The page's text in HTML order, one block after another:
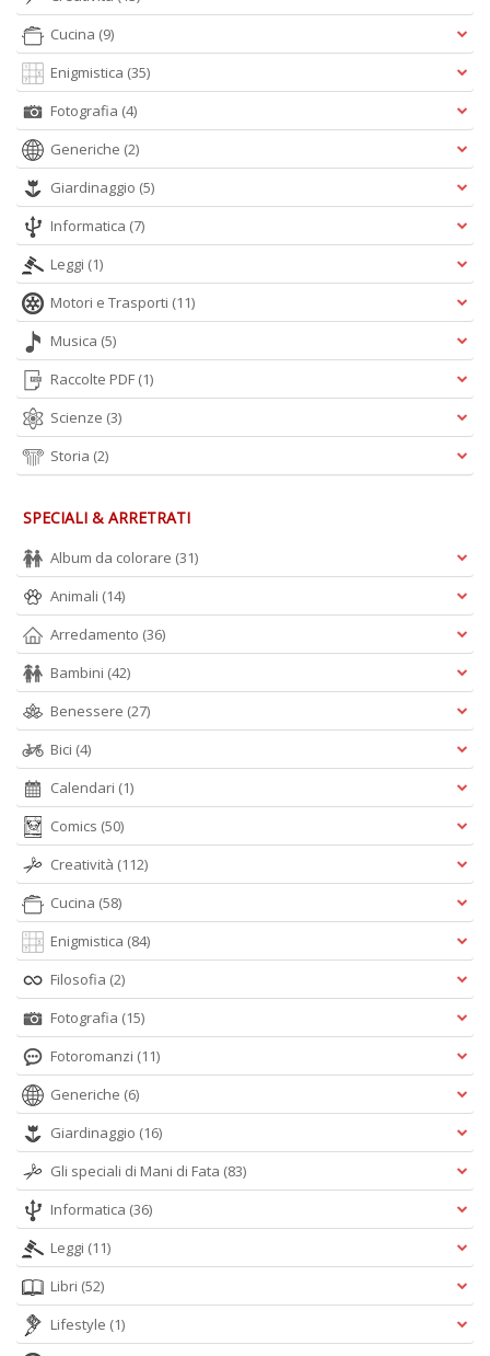
Cucina (9)
Enigmistica (35)
Fotografia (4)
Generiche (2)
Giardinaggio (5)
Informatica (7)
Leggi (1)
Motori e Trasporti (11)
Musica (5)
Raccolte PDF (1)
Scienze (3)
Storia (2)
SPECIALI & ARRETRATI
Album da colorare (31)
Animali (14)
Arredamento (36)
Bambini (42)
Benessere (27)
Bici (4)
Calendari (1)
Comics (50)
Creatività (112)
Cucina (58)
Enigmistica (84)
Filosofia (2)
Fotografia (15)
Fotoromanzi (11)
Generiche (6)
Giardinaggio (16)
Gli speciali di Mani di Fata (83)
Informatica (36)
Leggi (11)
Libri (52)
Lifestyle (1)